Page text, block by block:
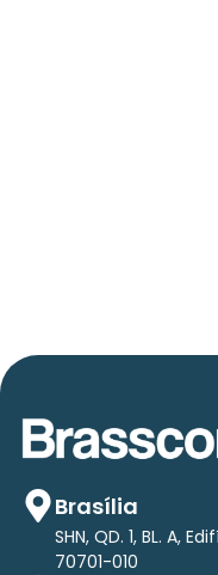
Brasília
SHN, QD. 1, BL. A,
70701-010